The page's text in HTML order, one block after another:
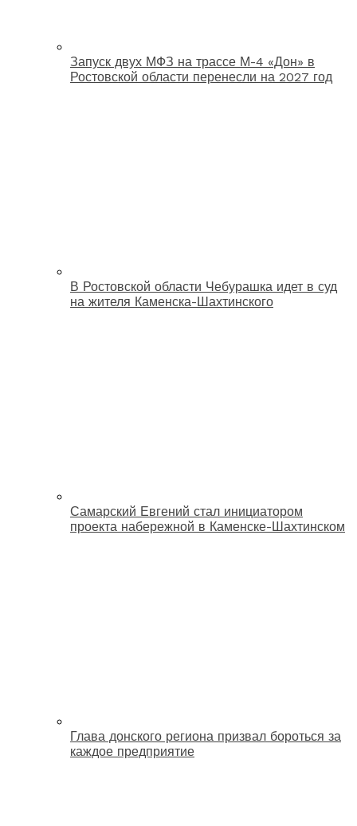
Запуск двух МФЗ на трассе М-4 «Дон» в
Ростовской области перенесли на 2027 год
В Ростовской области Чебурашка идет в суд
на жителя Каменска-Шахтинского
Самарский Евгений стал инициатором
проекта набережной в Каменске-Шахтинском
Глава донского региона призвал бороться за
каждое предприятие